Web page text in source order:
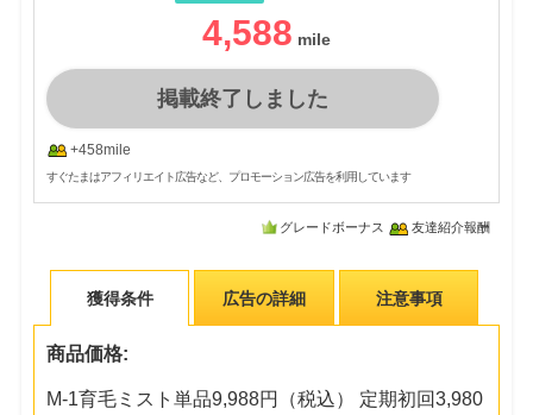
4,588
掲載終了しました
+458mile
すぐたまはアフィリエイト広告など、プロモーション広告を利用しています
グレードボーナス 友達紹介報酬
獲得条件 広告の詳細 注意事項
商品価格:
M-1育毛ミスト単品9,988円（税込） 定期初回3,980